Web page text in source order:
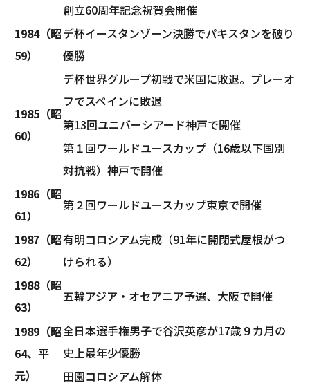
創立60周年記念祝賀会開催
1984（昭
59）
デ杯イースタンゾーン決勝でパキスタンを破り
優勝
1985（昭
60）
デ杯世界グループ初戦で米国に敗退。プレーオ
フでスペインに敗退
第13回ユニバーシアード神戸で開催
第１回ワールドユースカップ（16歳以下国別
対抗戦）神戸で開催
1986（昭
61）
第２回ワールドユースカップ東京で開催
1987（昭
62）
有明コロシアム完成（91年に開閉式屋根がつ
けられる）
1988（昭
63）
五輪アジア・オセアニア予選、大阪で開催
1989（昭
64、平
元）
全日本選手権男子で谷沢英彦が17歳９カ月の
史上最年少優勝
田園コロシアム解体